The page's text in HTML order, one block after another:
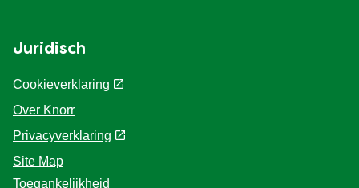
Juridisch
Cookieverklaring
Over Knorr
Privacyverklaring
Cookie-instellingen
Site Map